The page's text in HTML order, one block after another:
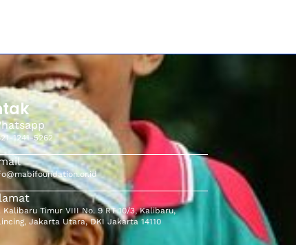
1241-5262
Kalibaru Timur VIII No. 9 RT 10/3, Kalibaru,
Jakarta Utara, DKI Jakarta 14110